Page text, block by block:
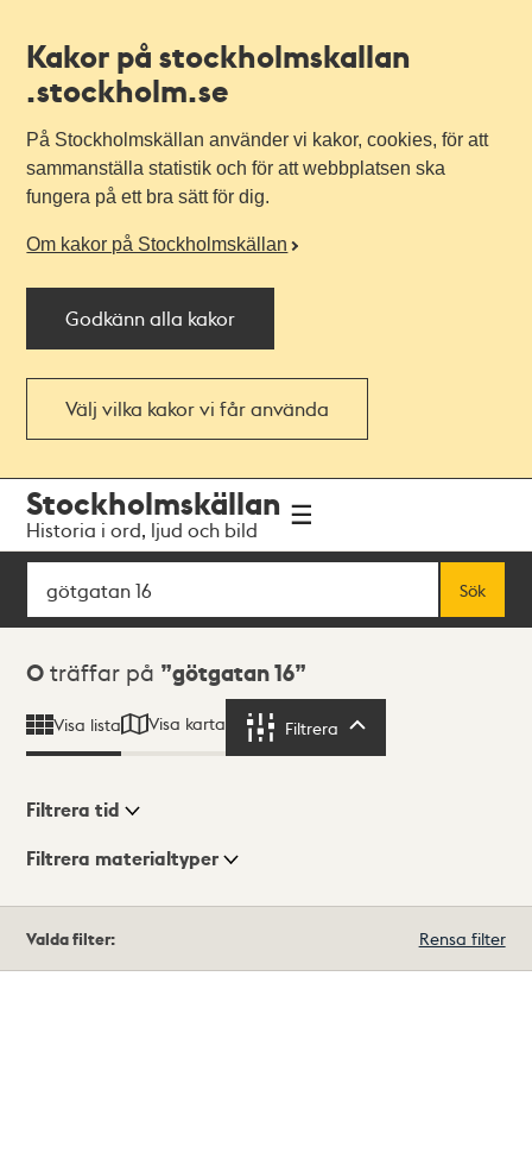
Kakor på stockholmskallan
.stockholm.se
På Stockholmskällan använder vi kakor, cookies, för att
sammanställa statistik och för att webbplatsen ska
fungera på ett bra sätt för dig.
Om kakor på Stockholmskällan
Godkänn alla kakor
Välj vilka kakor vi får använda
navigationen
huvudinnehållet
Stockholmskällan
Historia i ord, ljud och bild
Sök
Sök
Sökresultat
0 träffar på götgatan 16
Visa lista Visa karta Filtrera
Visningsläge
Filtrera tid
Filtrera materialtyper
träffar
Valda filter: Rensa filter